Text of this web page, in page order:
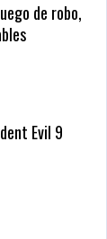
de robo,
Evil 9